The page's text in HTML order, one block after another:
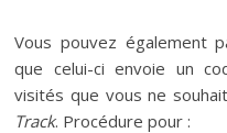
Vous pouvez également
que celui-ci envoie un
visités que vous ne
Track. Procédure pour :